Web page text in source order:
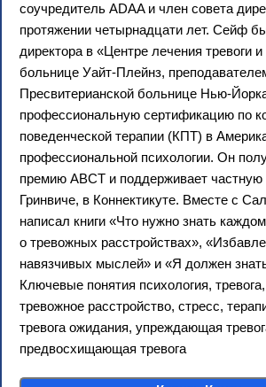
соучредитель ADAA и член совета
протяжении четырнадцати лет. Сейф
директора в «Центре лечения тревоги
больнице Уайт-Плейнз,
Пресвитерианской больнице Нью-
профессиональную сертификацию по
поведенческой терапии (КПТ) в
профессиональной психологии. Он
премию ABCT и поддерживает частную
Гринвиче, в Коннектикуте. Вместе с
написал книги «Что нужно знать
о тревожных расстройствах»,
навязчивых мыслей» и «Я должен
Ключевые понятия психология,
тревожное расстройство, стресс,
тревога ожидания, упреждающая
предвосхищающая тревога